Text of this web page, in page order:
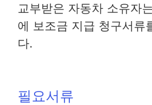
교부받은 자동차 소유자
에 보조금 지급 청구서류
다.
필요서류